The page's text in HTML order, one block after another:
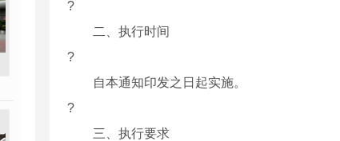
?
二、执行时间
?
自本通知印发之日起实施。
?
三、执行要求